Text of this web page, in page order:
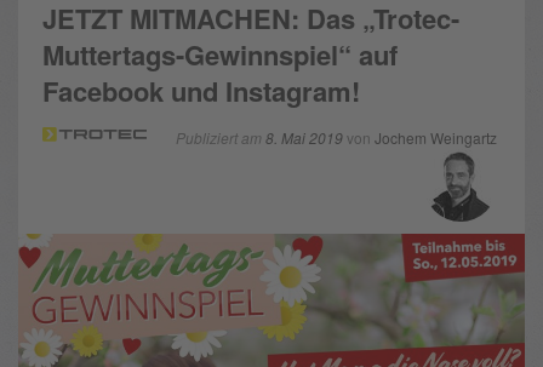
JETZT MITMACHEN: Das „Trotec-
Muttertags-Gewinnspiel“ auf
Facebook und Instagram!
Publiziert am 8. Mai 2019von Jochem Weingartz